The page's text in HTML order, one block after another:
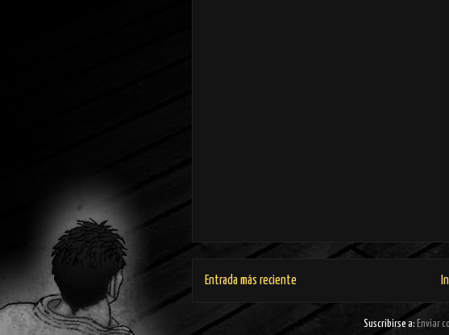
Entrada más reciente
Suscribirse a: Enviar